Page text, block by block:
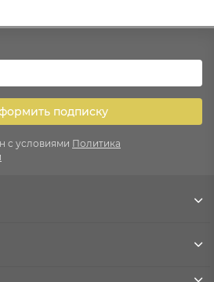
подписку
с условиями Политика